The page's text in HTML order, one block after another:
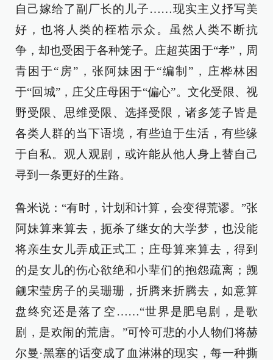
自己嫁给了副厂长的儿子……现实主义抒写美
好，也将人类的桎梏示众。虽然人类不断抗
争，却也受困于各种笼子。庄超英困于“孝”，周
青困于“房”，张阿妹困于“编制”，庄桦林困
于“回城”，庄父庄母困于“偏心”。文化受限、视
野受限、思维受限、选择受限，诸多笼子皆是
各类人群的当下语境，有些迫于生活，有些缘
于自私。观人观剧，或许能从他人身上替自己
寻到一条更好的生路。
鲁米说：“有时，计划和计算，会变得荒谬。”张
阿妹算来算去，扼杀了继女的大学梦，也没能
将亲生女儿弄成正式工；庄母算来算去，得到
的是女儿的伤心欲绝和小辈们的抱怨疏离；觊
觎宋莹房子的吴珊珊，折腾来折腾去，如意算
盘终究还是落了空……“世界是肥皂剧，是歌
剧，是欢闹的荒唐。”可怜可悲的小人物们将赫
尔曼·黑塞的话变成了血淋淋的现实，每一种撕